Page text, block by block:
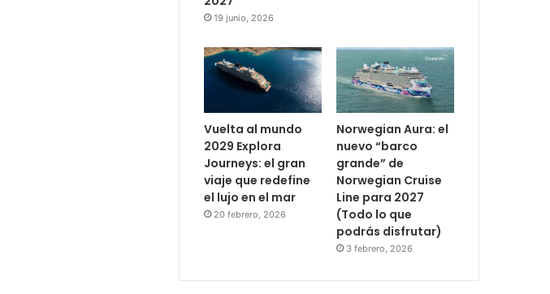
19 junio, 2026
Vuelta al mundo
2029 Explora
Journeys: el gran
viaje que redefine
el lujo en el mar
20 febrero, 2026
Norwegian Aura: el
nuevo “barco
grande” de
Norwegian Cruise
Line para 2027
(Todo lo que
podrás disfrutar)
3 febrero, 2026